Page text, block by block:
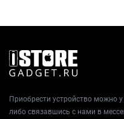
Приобрести устройство можно
либо связавшись с нами в